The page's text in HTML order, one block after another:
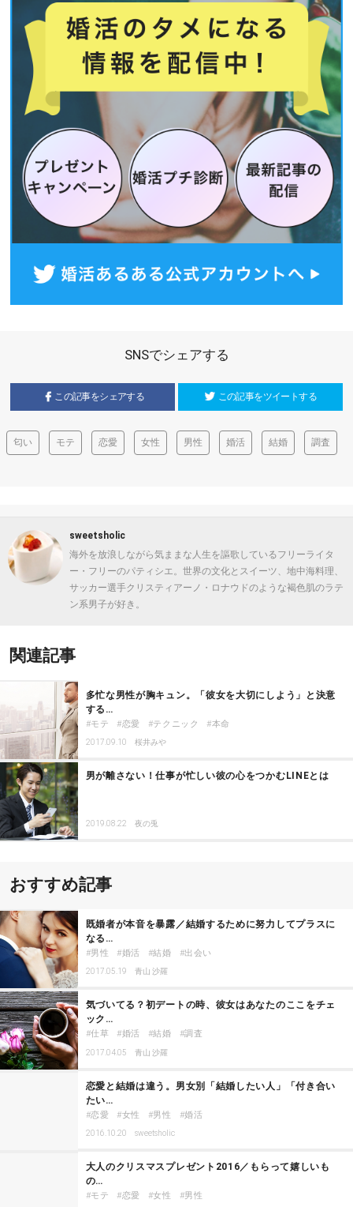
SNSでシェアする
この記事をシェアする この記事をツイートする
匂い モテ 恋愛 女性 男性 婚活 結婚 調査
sweetsholic
海外を放浪しながら気ままな人生を謳歌しているフリーライタ
ー・フリーのパティシエ。世界の文化とスイーツ、地中海料理、
サッカー選手クリスティアーノ・ロナウドのような褐色肌のラテ
ン系男子が好き。
関連記事
多忙な男性が胸キュン。「彼女を大切にしよう」と決意
する…
モテ 恋愛 テクニック 本命
2017.09.10 桜井みや
男が離さない！仕事が忙しい彼の心をつかむLINEとは
2019.08.22 夜の兎
おすすめ記事
既婚者が本音を暴露／結婚するために努力してプラスに
なる…
男性 婚活 結婚 出会い
2017.05.19 青山 沙羅
気づいてる？初デートの時、彼女はあなたのここをチェ
ック…
仕草 婚活 結婚 調査
2017.04.05 青山 沙羅
恋愛と結婚は違う。男女別「結婚したい人」「付き合い
たい…
恋愛 女性 男性 婚活
2016.10.20 sweetsholic
大人のクリスマスプレゼント2016／もらって嬉しいも
の…
モテ 恋愛 女性 男性